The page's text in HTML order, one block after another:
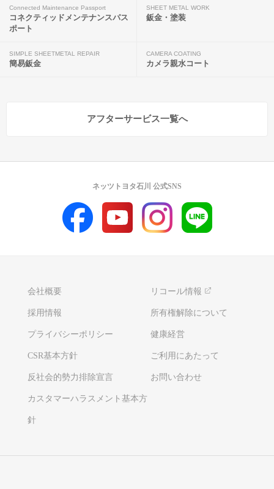
Connected Maintenance Passport
コネクティッドメンテナンスパス
ポート
SHEET METAL WORK
鈑金・塗装
SIMPLE SHEETMETAL REPAIR
簡易鈑金
CAMERA COATING
カメラ親水コート
アフターサービス一覧へ
会社概要 リコール情報
採用情報 所有権解除について
プライバシーポリシー 健康経営
CSR基本方針 ご利用にあたって
反社会的勢力排除宣言 お問い合わせ
カスタマーハラスメント基本方
針
ネッツトヨタ石川 公式SNS